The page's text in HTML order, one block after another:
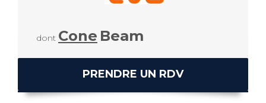
dont Cone Beam
PRENDRE UN RDV